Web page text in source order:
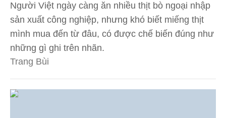
Người Việt ngày càng ăn nhiều thịt bò ngoại nhập
sản xuất công nghiệp, nhưng khó biết miếng thịt
mình mua đến từ đâu, có được chế biến đúng như
những gì ghi trên nhãn.
Trang Bùi